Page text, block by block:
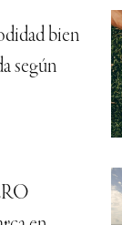
bien
según